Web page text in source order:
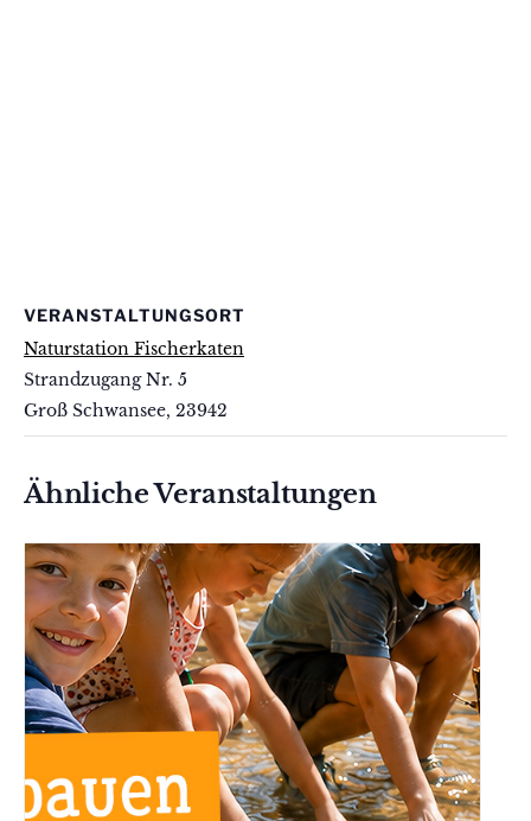
VERANSTALTUNGSORT
Naturstation Fischerkaten
Strandzugang Nr. 5
Groß Schwansee, 23942
Ähnliche Veranstaltungen